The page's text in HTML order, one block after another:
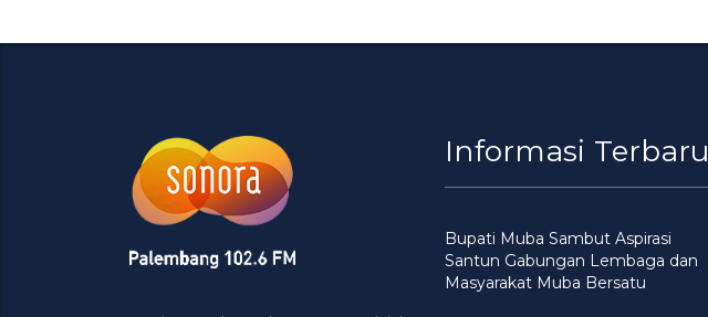
Informasi Terbaru
Bupati Muba Sambut Aspirasi
Santun Gabungan Lembaga dan
Masyarakat Muba Bersatu